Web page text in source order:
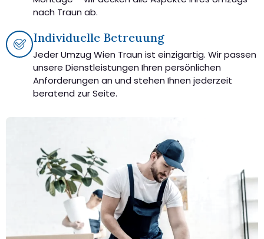
nach Traun ab.
Individuelle Betreuung
Jeder Umzug Wien Traun ist einzigartig. Wir passen
unsere Dienstleistungen Ihren persönlichen
Anforderungen an und stehen Ihnen jederzeit
beratend zur Seite.